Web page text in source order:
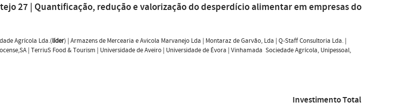
27 | Quantificação, redução e valorização do desperdício alimentar em empresas do
Agrícola Lda.(líder) | Armazens de Mercearia e Avicola Marvanejo Lda | Montaraz de Garvão, Lda | Q-Staff Consultoria Lda. |
| TerriuS Food & Tourism | Universidade de Aveiro | Universidade de Évora | Vinhamada  Sociedade Agrícola, Unipessoal,
Investimento Total